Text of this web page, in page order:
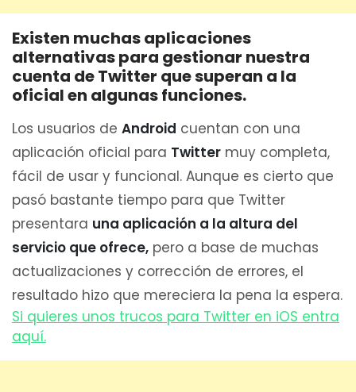
Existen muchas aplicaciones
alternativas para gestionar nuestra
cuenta de Twitter que superan a la
oficial en algunas funciones.
Los usuarios de Android cuentan con una
aplicación oficial para Twitter muy completa,
fácil de usar y funcional. Aunque es cierto que
pasó bastante tiempo para que Twitter
presentara una aplicación a la altura del
servicio que ofrece, pero a base de muchas
actualizaciones y corrección de errores, el
resultado hizo que mereciera la pena la espera.
Si quieres unos trucos para Twitter en iOS entra
aquí.